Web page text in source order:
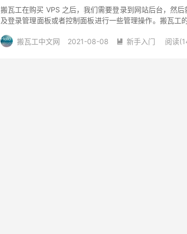
搬瓦工在购买 VPS 之后，我们需要登录到网站后台，然
及登录管理面板或者控制面板进行一些管理操作。搬瓦工
搬瓦工中文网
2021-08-08  新手入门 阅读